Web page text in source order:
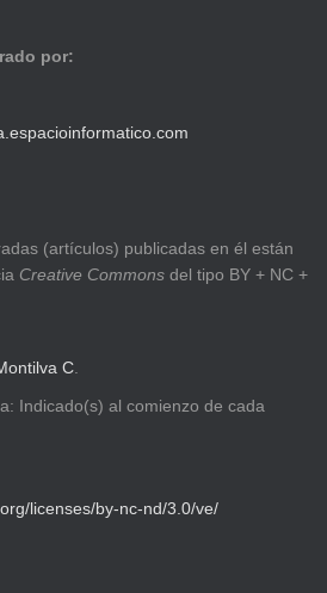
por:
(artículos) publicadas en él están
Creative Commons del tipo BY + NC +
C
Indicado(s) al comienzo de cada
licenses/by-nc-nd/3.0/ve/